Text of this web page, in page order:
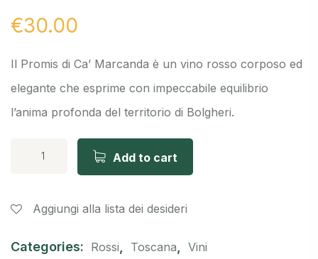
€30.00
Il Promis di Ca’ Marcanda è un vino rosso corposo ed
elegante che esprime con impeccabile equilibrio
l’anima profonda del territorio di Bolgheri.
Add to cart
Aggiungi alla lista dei desideri
Categories: Rossi Toscana Vini